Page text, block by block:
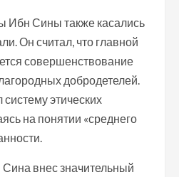
Ибн Сины также касались
Он считал, что главной
совершенствование
добродетелей.
этических
на понятии «среднего
Сина внес значительный